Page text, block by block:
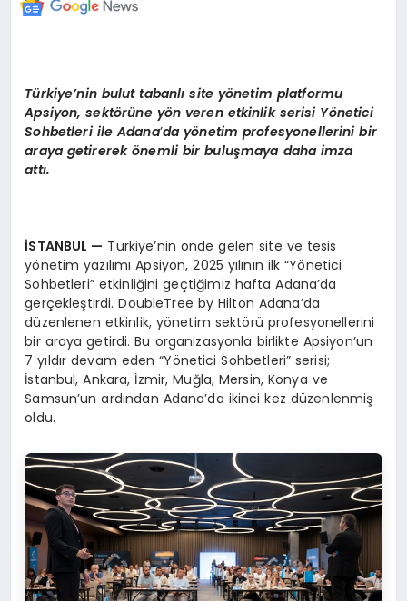
Türkiye’nin bulut tabanlı site yönetim platformu
Apsiyon, sektörüne yön veren etkinlik serisi Yönetici
Sohbetleri ile Adana’da yönetim profesyonellerini bir
araya getirerekönemli bir buluşmaya daha imza
attı.
İSTANBUL — Türkiye’nin önde gelen site ve tesis
yönetim yazılımı Apsiyon, 2025 yılının ilk “Yönetici
Sohbetleri” etkinliğini geçtiğimiz hafta Adana’da
gerçekleştirdi. DoubleTree by Hilton Adana’da
düzenlenen etkinlik, yönetim sektörü profesyonellerini
bir araya getirdi. Bu organizasyonla birlikte Apsiyon’un
7 yıldır devam eden “Yönetici Sohbetleri” serisi;
İstanbul, Ankara, İzmir, Muğla, Mersin, Konya ve
Samsun’un ardından Adana’da ikinci kez düzenlenmiş
oldu.